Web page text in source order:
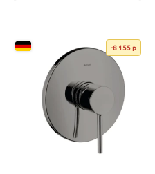
-8 155 р